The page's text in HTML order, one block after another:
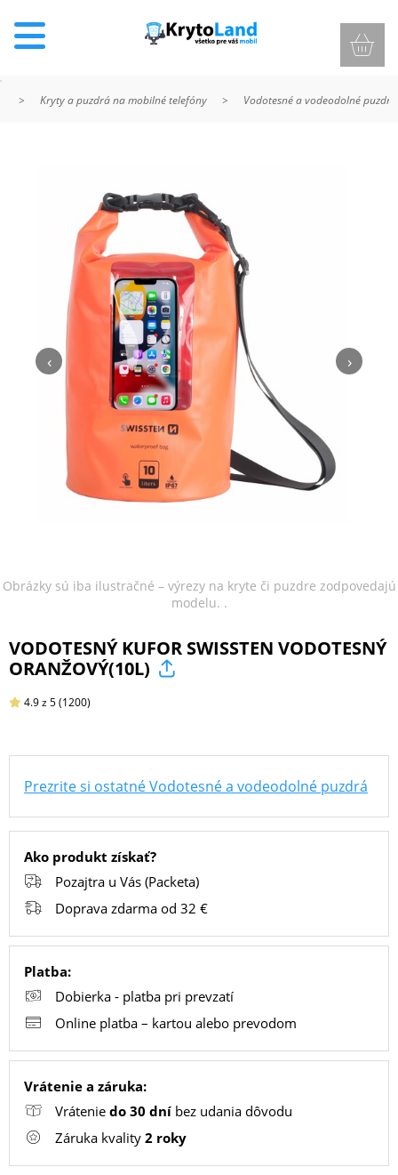
NABÍJANIE
PRE
MOBILY
PRE
TABLETY
GAMING
POPSOCKETY
‹ ›
Obrázky sú iba ilustračné – výrezy na kryte či puzdre zodpovedajú
modelu. .
VODOTESNÝ KUFOR SWISSTEN VODOTESNÝ
ORANŽOVÝ(10L)
4.9z 5(1200)
Prezrite si ostatné Vodotesné a vodeodolné puzdrá
Ako produkt získať?
Pozajtra u Vás (Packeta)
Doprava zdarma od 32 €
Platba:
Dobierka - platba pri prevzatí
Online platba – kartou alebo prevodom
Vrátenie a záruka:
Vrátenie do 30 dní bez udania dôvodu
Záruka kvality 2 roky
> Kryty a puzdrá na mobilné telefóny > Vodotesné a vodeodolné puzdrá